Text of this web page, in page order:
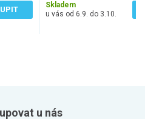
Skladem
u vás od 6.9. do 3.10.
u nás